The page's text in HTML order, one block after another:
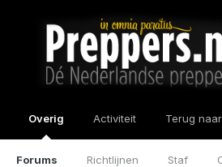
Overig
Forums Richtlijnen Staf
Activiteit Terug